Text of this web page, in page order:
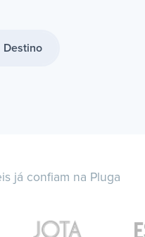
Destino
já confiam na Pluga